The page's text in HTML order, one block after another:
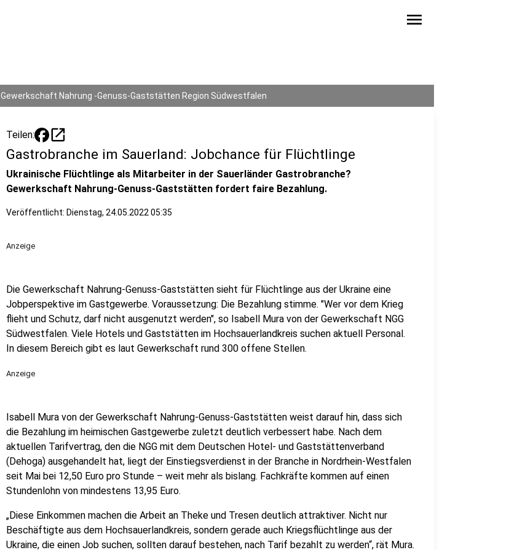
menu
Gewerkschaft Nahrung -Genuss-Gaststätten Region Südwestfalen
Teilen: open_in_new
Gastrobranche im Sauerland: Jobchance für Flüchtlinge
Ukrainische Flüchtlinge als Mitarbeiter in der Sauerländer Gastrobranche?
Gewerkschaft Nahrung-Genuss-Gaststätten fordert faire Bezahlung.
Veröffentlicht: Dienstag, 24.05.2022 05:35
Anzeige
Die Gewerkschaft Nahrung-Genuss-Gaststätten sieht für Flüchtlinge aus der Ukraine eine
Jobperspektive im Gastgewerbe. Voraussetzung: Die Bezahlung stimme. "Wer vor dem Krieg
flieht und Schutz, darf nicht ausgenutzt werden", so Isabell Mura von der Gewerkschaft NGG
Südwestfalen. Viele Hotels und Gaststätten im Hochsauerlandkreis suchen aktuell Personal.
In diesem Bereich gibt es laut Gewerkschaft rund 300 offene Stellen.
Anzeige
Isabell Mura von der Gewerkschaft Nahrung-Genuss-Gaststätten weist darauf hin, dass sich
die Bezahlung im heimischen Gastgewerbe zuletzt deutlich verbessert habe. Nach dem
aktuellen Tarifvertrag, den die NGG mit dem Deutschen Hotel- und Gaststättenverband
(Dehoga) ausgehandelt hat, liegt der Einstiegsverdienst in der Branche in Nordrhein-Westfalen
seit Mai bei 12,50 Euro pro Stunde – weit mehr als bislang. Fachkräfte kommen auf einen
Stundenlohn von mindestens 13,95 Euro.
„Diese Einkommen machen die Arbeit an Theke und Tresen deutlich attraktiver. Nicht nur
Beschäftigte aus dem Hochsauerlandkreis, sondern gerade auch Kriegsflüchtlinge aus der
Ukraine, die einen Job suchen, sollten darauf bestehen, nach Tarif bezahlt zu werden“, rät Mura.